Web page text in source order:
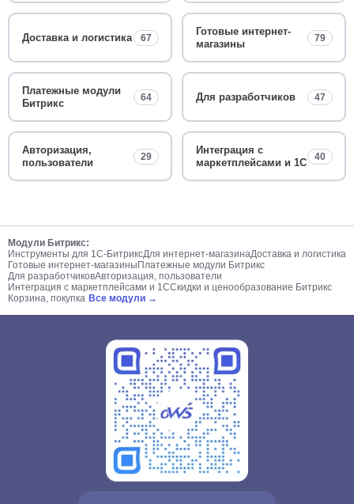
Доставка и логистика 67
Готовые интернет-
магазины
79
Платежные модули
Битрикс
64 Для разработчиков 47
Авторизация,
пользователи
29
Интеграция с
маркетплейсами и 1С
40
Модули Битрикс:
Инструменты для 1С-БитриксДля интернет-магазинаДоставка и логистика
Готовые интернет-магазины Платежные модули Битрикс
Для разработчиковАвторизация, пользователи
Интеграция с маркетплейсами и 1ССкидки и ценообразование Битрикс
Корзина, покупка Все модули →